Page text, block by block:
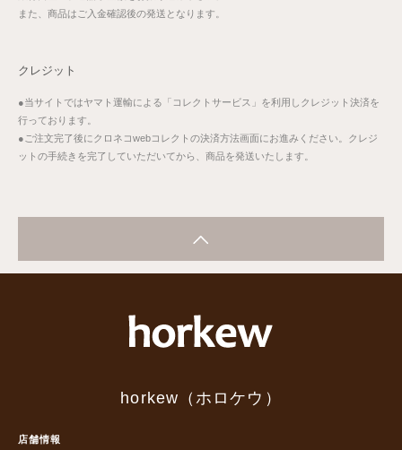
また、商品はご入金確認後の発送となります。
クレジット
●当サイトではヤマト運輸による「コレクトサービス」を利用しクレジット決済を
行っております。
●ご注文完了後にクロネコwebコレクトの決済方法画面にお進みください。クレジ
ットの手続きを完了していただいてから、商品を発送いたします。
horkew（ホロケウ）
店舗情報